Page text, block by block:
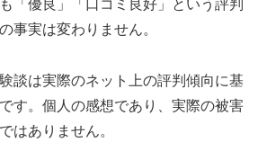
「優良」「口コミ良好」という評判
事実は変わりません。
談は実際のネット上の評判傾向に基
す。個人の感想であり、実際の被害
はありません。